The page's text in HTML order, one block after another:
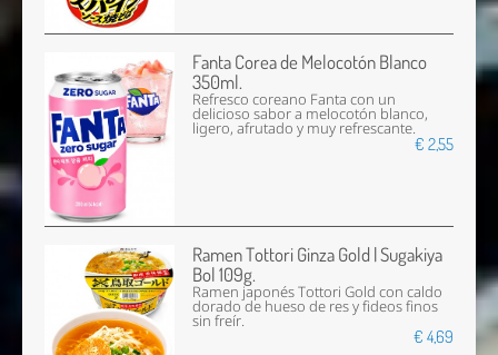
Fanta Corea de Melocotón Blanco
350ml.
Refresco coreano Fanta con un
delicioso sabor a melocotón blanco,
ligero, afrutado y muy refrescante.
€ 2,55
Ramen Tottori Ginza Gold | Sugakiya
Bol 109g.
Ramen japonés Tottori Gold con caldo
dorado de hueso de res y fideos finos
sin freír.
€ 4,69